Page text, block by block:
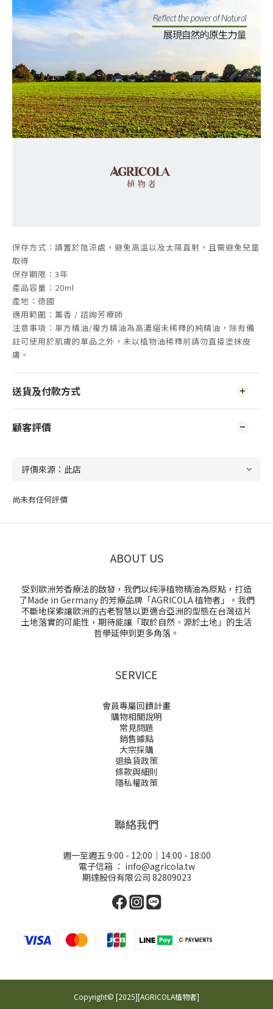
保存方式：請置於陰涼處，避免高溫以及太陽直射，且需避免兒童
取得
保存期限：3年
產品容量：20ml
產地：德國
適用範圍：薰香 / 諮詢芳療師
注意事項：單方精油/複方精油為高濃縮未稀釋的純精油，除有備
註可使用於肌膚的單品之外，未以植物油稀釋前請勿直接塗抹皮
膚。
送貨及付款方式
顧客評價
尚未有任何評價
ABOUT US
受到歐洲芳香療法的啟發，我們以純淨植物精油為原點，打造
了Made in Germany 的芳療品牌「AGRICOLA 植物者」。我們
不斷地探索讓歐洲的古老智慧以更適合亞洲的型態在台灣這片
土地落實的可能性，期待能讓「取於自然、源於土地」的生活
哲學延伸到更多角落。
SERVICE
會員專屬回饋計畫
購物相關說明
常見問題
銷售據點
大宗採購
退換貨政策
條款與細則
隱私權政策
聯絡我們
週一至週五 9:00 - 12:00｜14:00 - 18:00
電子信箱 ： info@agricola.tw
期達股份有限公司 82809023
Copyright© [2025][AGRICOLA植物者]